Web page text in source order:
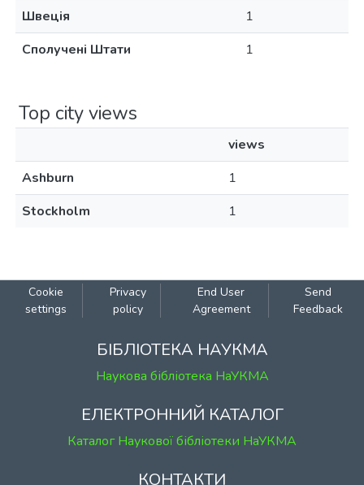
Швеція
1
Сполучені Штати
1
Top city views
views
Ashburn
1
Stockholm
1
Cookie
settings
Privacy
policy
End User
Agreement
Send
Feedback
БІБЛІОТЕКА НАУКМА
Наукова бібліотека НаУКМА
ЕЛЕКТРОННИЙ КАТАЛОГ
Каталог Наукової бібліотеки НаУКМА
КОНТАКТИ